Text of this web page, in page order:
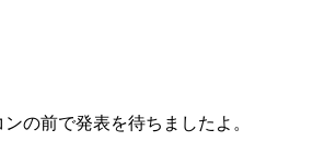
の前で発表を待ちましたよ。